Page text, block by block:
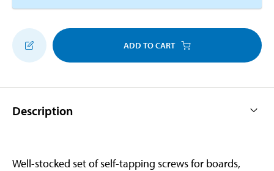
ADD TO CART
Description
Well-stocked set of self-tapping screws for boards,